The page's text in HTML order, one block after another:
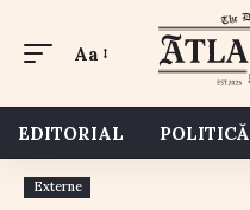
Aa
EDITORIAL POLITICĂ
Externe